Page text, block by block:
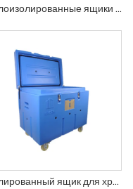
Теплоизолированные ящики для хранения сухого льда
Изолированный ящик для хранения с изоляцией из сухого льда